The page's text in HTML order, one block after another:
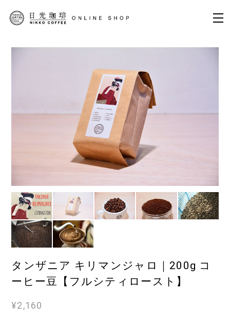
タンザニア キリマンジャロ｜200g コ
ーヒー豆【フルシティロースト】
¥2,160